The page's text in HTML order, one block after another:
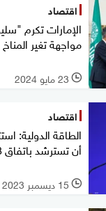
اقتصاد
الإمارات تكرم
مواجهة تغير المناخ
l 23 مايو 2024
اقتصاد
الطاقة الدولية:
أن تسترشد باتفاق COP28
l 15 ديسمبر 2023